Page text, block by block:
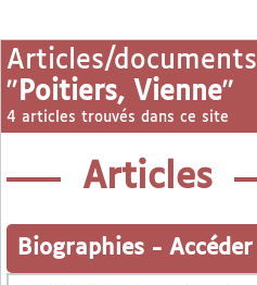
Articles/
" Poitiers, Vienne"
4 articles trouvés dans ce site
Articles
Biographies -